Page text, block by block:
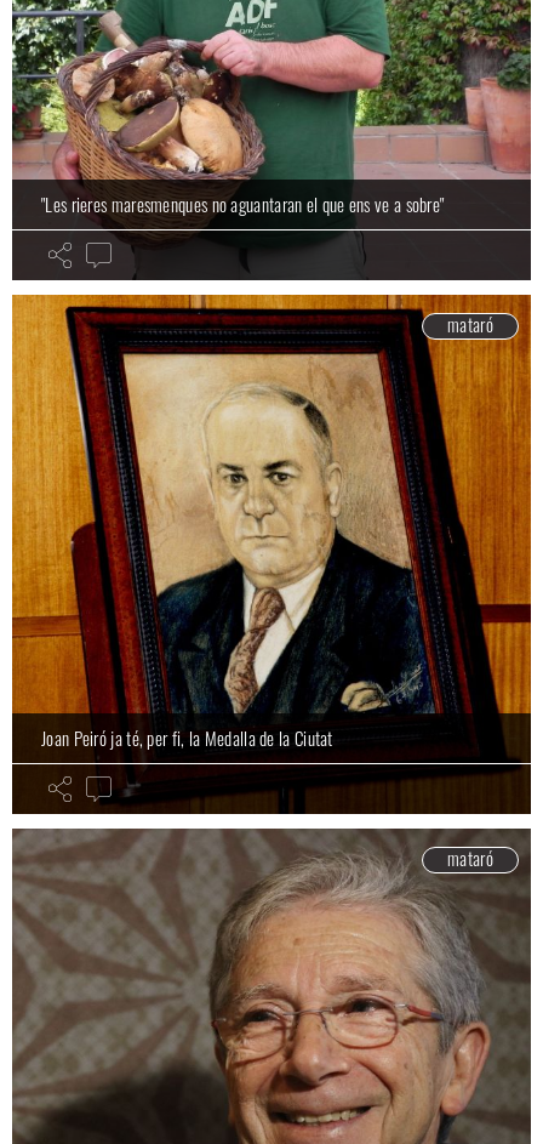
"Les rieres maresmenques no aguantaran el que ens ve a sobre"
mataró
Joan Peiró ja té, per fi, la Medalla de la Ciutat
mataró